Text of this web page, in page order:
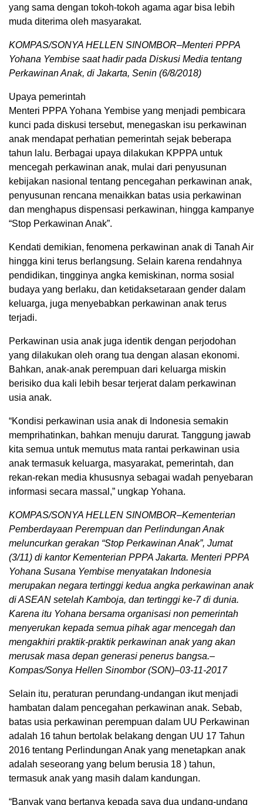
yang sama dengan tokoh-tokoh agama agar bisa lebih
muda diterima oleh masyarakat.
KOMPAS/SONYA HELLEN SINOMBOR–Menteri PPPA
Yohana Yembise saat hadir pada Diskusi Media tentang
Perkawinan Anak, di Jakarta, Senin (6/8/2018)
Upaya pemerintah
Menteri PPPA Yohana Yembise yang menjadi pembicara
kunci pada diskusi tersebut, menegaskan isu perkawinan
anak mendapat perhatian pemerintah sejak beberapa
tahun lalu. Berbagai upaya dilakukan KPPPA untuk
mencegah perkawinan anak, mulai dari penyusunan
kebijakan nasional tentang pencegahan perkawinan anak,
penyusunan rencana menaikkan batas usia perkawinan
dan menghapus dispensasi perkawinan, hingga kampanye
“Stop Perkawinan Anak”.
Kendati demikian, fenomena perkawinan anak di Tanah Air
hingga kini terus berlangsung. Selain karena rendahnya
pendidikan, tingginya angka kemiskinan, norma sosial
budaya yang berlaku, dan ketidaksetaraan gender dalam
keluarga, juga menyebabkan perkawinan anak terus
terjadi.
Perkawinan usia anak juga identik dengan perjodohan
yang dilakukan oleh orang tua dengan alasan ekonomi.
Bahkan, anak-anak perempuan dari keluarga miskin
berisiko dua kali lebih besar terjerat dalam perkawinan
usia anak.
“Kondisi perkawinan usia anak di Indonesia semakin
memprihatinkan, bahkan menuju darurat. Tanggung jawab
kita semua untuk memutus mata rantai perkawinan usia
anak termasuk keluarga, masyarakat, pemerintah, dan
rekan-rekan media khususnya sebagai wadah penyebaran
informasi secara massal,” ungkap Yohana.
KOMPAS/SONYA HELLEN SINOMBOR–Kementerian
Pemberdayaan Perempuan dan Perlindungan Anak
meluncurkan gerakan “Stop Perkawinan Anak”, Jumat
(3/11) di kantor Kementerian PPPA Jakarta. Menteri PPPA
Yohana Susana Yembise menyatakan Indonesia
merupakan negara tertinggi kedua angka perkawinan anak
di ASEAN setelah Kamboja, dan tertinggi ke-7 di dunia.
Karena itu Yohana bersama organisasi non pemerintah
menyerukan kepada semua pihak agar mencegah dan
mengakhiri praktik-praktik perkawinan anak yang akan
merusak masa depan generasi penerus bangsa.–
Kompas/Sonya Hellen Sinombor (SON)–03-11-2017
Selain itu, peraturan perundang-undangan ikut menjadi
hambatan dalam pencegahan perkawinan anak. Sebab,
batas usia perkawinan perempuan dalam UU Perkawinan
adalah 16 tahun bertolak belakang dengan UU 17 Tahun
2016 tentang Perlindungan Anak yang menetapkan anak
adalah seseorang yang belum berusia 18 ) tahun,
termasuk anak yang masih dalam kandungan.
“Banyak yang bertanya kepada saya dua undang-undang